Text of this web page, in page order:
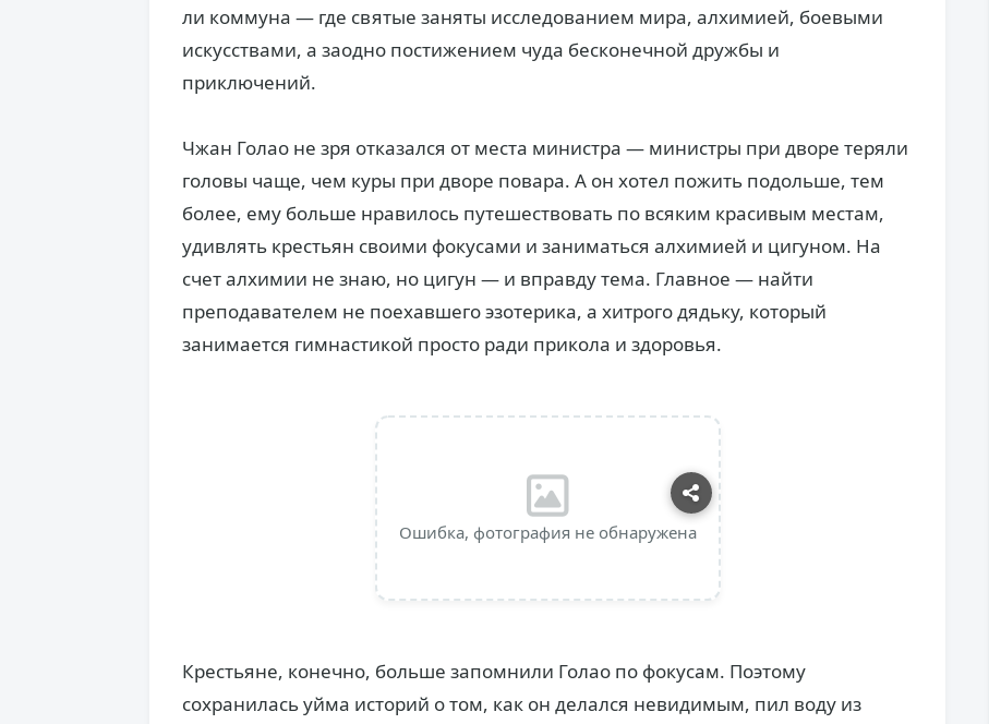
ли коммуна — где святые заняты исследованием мира, алхимией, боевыми
искусствами, а заодно постижением чуда бесконечной дружбы и
приключений.
Чжан Голао не зря отказался от места министра — министры при дворе теряли
головы чаще, чем куры при дворе повара. А он хотел пожить подольше, тем
более, ему больше нравилось путешествовать по всяким красивым местам,
удивлять крестьян своими фокусами и заниматься алхимией и цигуном. На
счет алхимии не знаю, но цигун — и вправду тема. Главное — найти
преподавателем не поехавшего эзотерика, а хитрого дядьку, который
занимается гимнастикой просто ради прикола и здоровья.
Ошибка, фотография не обнаружена
Крестьяне, конечно, больше запомнили Голао по фокусам. Поэтому
сохранилась уйма историй о том, как он делался невидимым, пил воду из